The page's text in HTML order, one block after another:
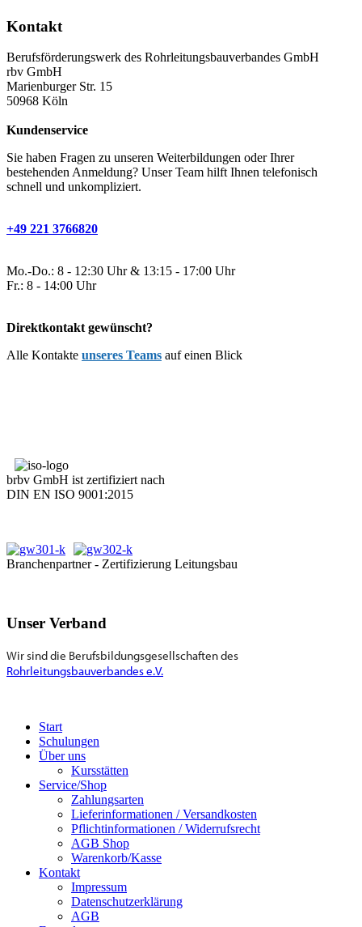
Kontakt
Berufsförderungswerk des Rohrleitungsbauverbandes GmbH
rbv GmbH
Marienburger Str. 15
50968 Köln
Kundenservice
Sie haben Fragen zu unseren Weiterbildungen oder Ihrer
bestehenden Anmeldung? Unser Team hilft Ihnen telefonisch
schnell und unkompliziert.
+49 221 3766820
Mo.-Do.: 8 - 12:30 Uhr & 13:15 - 17:00 Uhr
Fr.: 8 - 14:00 Uhr
Direktkontakt gewünscht?
Alle Kontakte unseres Teams auf einen Blick
brbv GmbH ist zertifiziert nach
DIN EN ISO 9001:2015
Branchenpartner - Zertifizierung Leitungsbau
Unser Verband
Wir sind die Berufsbildungsgesellschaften des
Rohrleitungsbauverbandes e.V.
Start
Schulungen
Über uns
Kursstätten
Service/Shop
Zahlungsarten
Lieferinformationen / Versandkosten
Pflichtinformationen / Widerrufsrecht
AGB Shop
Warenkorb/Kasse
Kontakt
Impressum
Datenschutzerklärung
AGB